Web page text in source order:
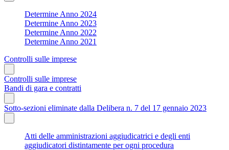
Determine Anno 2024
Determine Anno 2023
Determine Anno 2022
Determine Anno 2021
Controlli sulle imprese
Controlli sulle imprese
Bandi di gara e contratti
Sotto-sezioni eliminate dalla Delibera n. 7 del 17 gennaio 2023
Atti delle amministrazioni aggiudicatrici e degli enti
aggiudicatori distintamente per ogni procedura